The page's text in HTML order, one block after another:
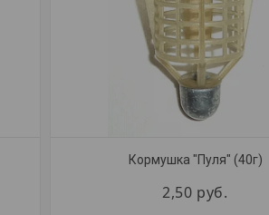
Кормушка "Пуля" (40г)
2,50 руб.